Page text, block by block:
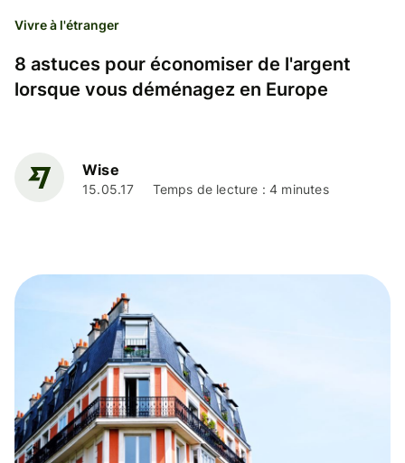
Vivre à l'étranger
8 astuces pour économiser de l'argent
lorsque vous déménagez en Europe
Wise
15.05.17 Temps de lecture : 4 minutes